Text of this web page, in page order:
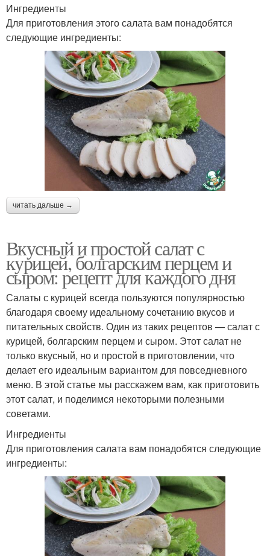
Ингредиенты
Для приготовления этого салата вам понадобятся
следующие ингредиенты:
читать дальше →
Вкусный и простой салат с
курицей, болгарским перцем и
сыром: рецепт для каждого дня
Салаты с курицей всегда пользуются популярностью
благодаря своему идеальному сочетанию вкусов и
питательных свойств. Один из таких рецептов — салат с
курицей, болгарским перцем и сыром. Этот салат не
только вкусный, но и простой в приготовлении, что
делает его идеальным вариантом для повседневного
меню. В этой статье мы расскажем вам, как приготовить
этот салат, и поделимся некоторыми полезными
советами.
Ингредиенты
Для приготовления салата вам понадобятся следующие
ингредиенты: